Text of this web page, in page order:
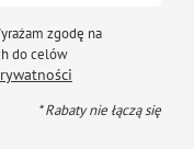
zgodę na
do celów
* Rabaty nie łączą się